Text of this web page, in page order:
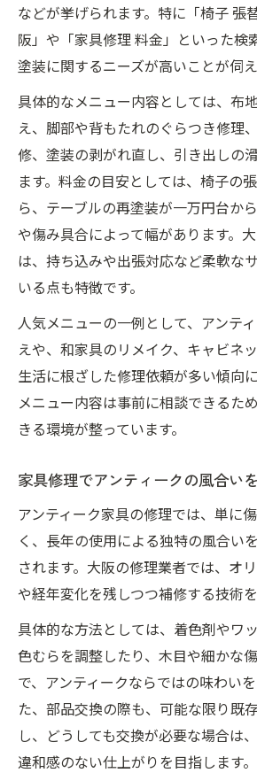
などが挙げられます。特に「椅子 張
阪」や「家具修理 料金」といった検
塗装に関するニーズが高いことが伺え
具体的なメニュー内容としては、布
え、脚部や背もたれのぐらつき修理
修、塗装の剥がれ直し、引き出しの
ます。料金の目安としては、椅子の
ら、テーブルの再塗装が一万円台か
や傷み具合によって幅があります。
は、持ち込みや出張対応など柔軟な
いる点も特徴です。
人気メニューの一例として、アンテ
えや、和家具のリメイク、キャビネ
生活に根ざした修理依頼が多い傾向
メニュー内容は事前に相談できるた
きる環境が整っています。
家具修理でアンティークの風合い
アンティーク家具の修理では、単に
く、長年の使用による独特の風合い
されます。大阪の修理業者では、オ
や経年変化を残しつつ補修する技術を
具体的な方法としては、着色剤やワ
色むらを調整したり、木目や細かな
で、アンティークならではの味わい
た、部品交換の際も、可能な限り既
し、どうしても交換が必要な場合は
違和感のない仕上がりを目指します。